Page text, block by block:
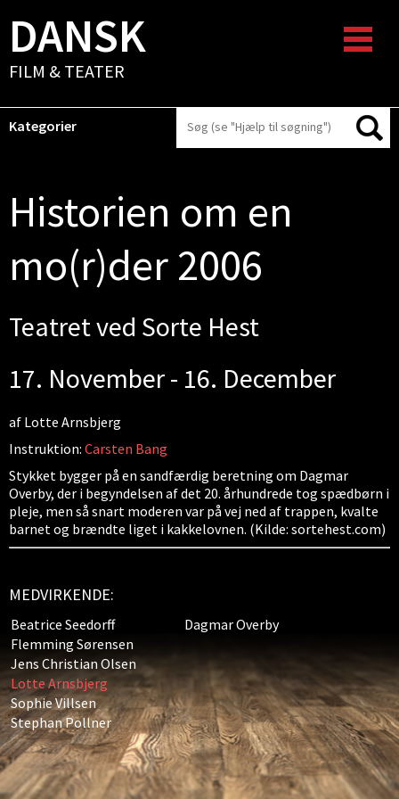
DANSK
FILM & TEATER
Kategorier
Historien om en
mo(r)der 2006
Teatret ved Sorte Hest
17. November - 16. December
af Lotte Arnsbjerg
Instruktion: Carsten Bang
Stykket bygger på en sandfærdig beretning om Dagmar
Overby, der i begyndelsen af det 20. århundrede tog spædbørn i
pleje, men så snart moderen var på vej ned af trappen, kvalte
barnet og brændte liget i kakkelovnen. (Kilde: sortehest.com)
MEDVIRKENDE:
Beatrice Seedorff
Dagmar Overby
Flemming Sørensen
Jens Christian Olsen
Lotte Arnsbjerg
Sophie Villsen
Stephan Pollner